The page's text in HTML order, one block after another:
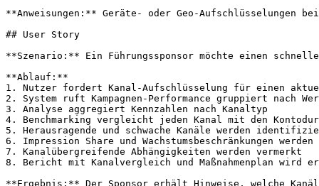
**Anweisungen:** Geräte- oder Geo-Aufschlüsselungen
## User Story
**Szenario:** Ein Führungssponsor möchte einen
**Ablauf:**
1. Nutzer fordert Kanal-Aufschlüsselung für einen
2. System ruft Kampagnen-Performance gruppiert nach
3. Analyse aggregiert Kennzahlen nach Kanaltyp
4. Benchmarking vergleicht jeden Kanal mit den
5. Herausragende und schwache Kanäle werden
6. Impression Share und Wachstumsbeschränkungen
7. Kanalübergreifende Abhängigkeiten werden vermerkt
8. Bericht mit Kanalvergleich und Maßnahmenplan wird
**Ergebnis:** Der Sponsor erhält Hinweise, welche